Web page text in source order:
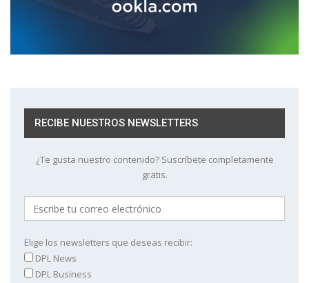
RECIBE NUESTROS NEWSLETTERS
¿Te gusta nuestro contenido? Suscríbete completamente
gratis.
Elige los newsletters que deseas recibir:
DPL News
DPL Business